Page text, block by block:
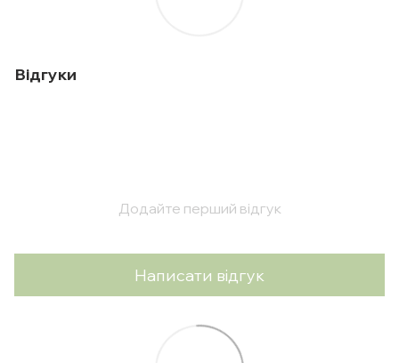
Відгуки
Додайте перший відгук
Написати відгук